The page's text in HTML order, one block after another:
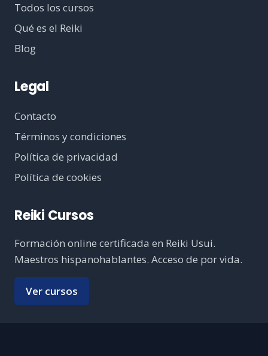
Todos los cursos
Qué es el Reiki
Blog
Legal
Contacto
Términos y condiciones
Política de privacidad
Política de cookies
Reiki Cursos
Formación online certificada en Reiki Usui.
Maestros hispanohablantes. Acceso de por vida.
Ver cursos